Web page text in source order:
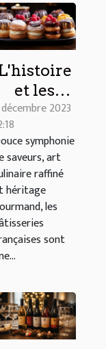
et les
origines
célèbres
2023
symphonie
saveurs, art
raffiné
héritage
les
sont